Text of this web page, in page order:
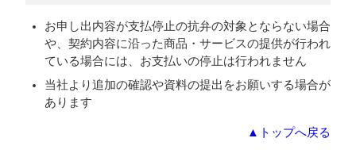
お申し出内容が支払停止の抗弁の対象とならない場合
や、契約内容に沿った商品・サービスの提供が行われ
ている場合には、お支払いの停止は行われません
当社より追加の確認や資料の提出をお願いする場合が
あります
▲トップへ戻る